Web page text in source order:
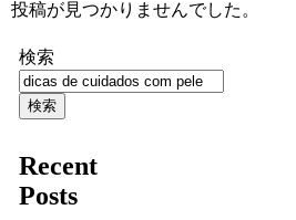
投稿が見つかりませんでした。
検索
検索
Recent
Posts